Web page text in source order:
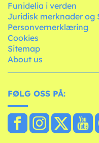
Funidelia i verden
Juridisk merknader og
Personvernerklæring
Cookies
Sitemap
About us
FØLG OSS PÅ: